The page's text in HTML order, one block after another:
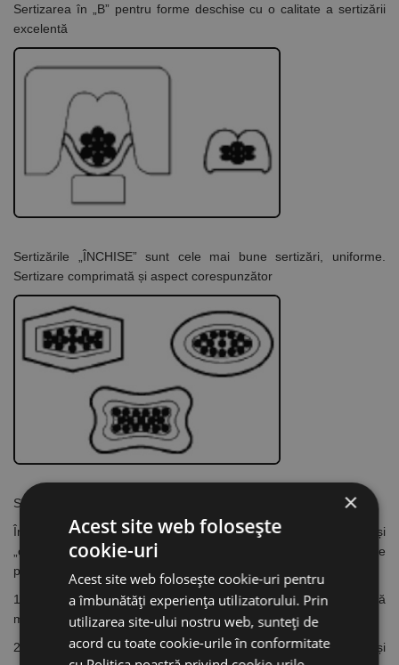
Sertizarea în „B” pentru forme deschise cu o calitate a sertizării
excelentă
Sertizările „ÎNCHISE” sunt cele mai bune sertizări, uniforme.
Sertizare comprimată și aspect corespunzător
SUCCESIUNEA DE LUCRU LA SERTIZARE:
În cele ce urmează vom folosi termenele de „conductor” și
„conector” pentru toate tipurile din aceste două categorii de
produse.
1. Alege conectorul potrivit pentru conductorul respectiv. Verifică
marcajele!
2. Alege uneltele și sculele compatibile cu conductorul și
×
Acest site web folosește
cookie-uri
Acest site web folosește cookie-uri pentru
a îmbunătăți experiența utilizatorului. Prin
utilizarea site-ului nostru web, sunteți de
acord cu toate cookie-urile în conformitate